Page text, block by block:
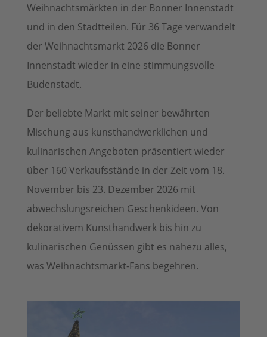
Weihnachtsmärkten in der Bonner Innenstadt
und in den Stadtteilen. Für 36 Tage verwandelt
der Weihnachtsmarkt 2026 die Bonner
Innenstadt wieder in eine stimmungsvolle
Budenstadt.
Der beliebte Markt mit seiner bewährten
Mischung aus kunsthandwerklichen und
kulinarischen Angeboten präsentiert wieder
über 160 Verkaufsstände in der Zeit vom 18.
November bis 23. Dezember 2026 mit
abwechslungsreichen Geschenkideen. Von
dekorativem Kunsthandwerk bis hin zu
kulinarischen Genüssen gibt es nahezu alles,
was Weihnachtsmarkt-Fans begehren.